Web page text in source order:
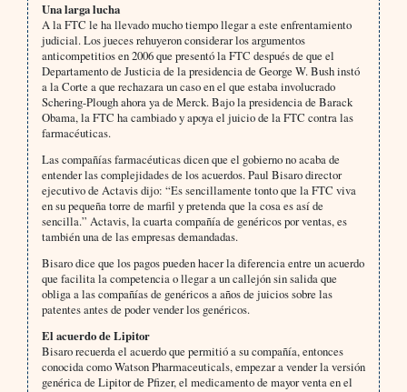
Una larga lucha
A la FTC le ha llevado mucho tiempo llegar a este enfrentamiento
judicial. Los jueces rehuyeron considerar los argumentos
anticompetitios en 2006 que presentó la FTC después de que el
Departamento de Justicia de la presidencia de George W. Bush instó
a la Corte a que rechazara un caso en el que estaba involucrado
Schering-Plough ahora ya de Merck. Bajo la presidencia de Barack
Obama, la FTC ha cambiado y apoya el juicio de la FTC contra las
farmacéuticas.
Las compañías farmacéuticas dicen que el gobierno no acaba de
entender las complejidades de los acuerdos. Paul Bisaro director
ejecutivo de Actavis dijo: “Es sencillamente tonto que la FTC viva
en su pequeña torre de marfil y pretenda que la cosa es así de
sencilla.” Actavis, la cuarta compañía de genéricos por ventas, es
también una de las empresas demandadas.
Bisaro dice que los pagos pueden hacer la diferencia entre un acuerdo
que facilita la competencia o llegar a un callejón sin salida que
obliga a las compañías de genéricos a años de juicios sobre las
patentes antes de poder vender los genéricos.
El acuerdo de Lipitor
Bisaro recuerda el acuerdo que permitió a su compañía, entonces
conocida como Watson Pharmaceuticals, empezar a vender la versión
genérica de Lipitor de Pfizer, el medicamento de mayor venta en el